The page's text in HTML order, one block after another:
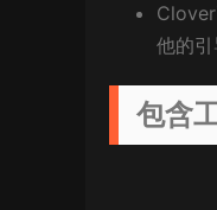
他的引
包含